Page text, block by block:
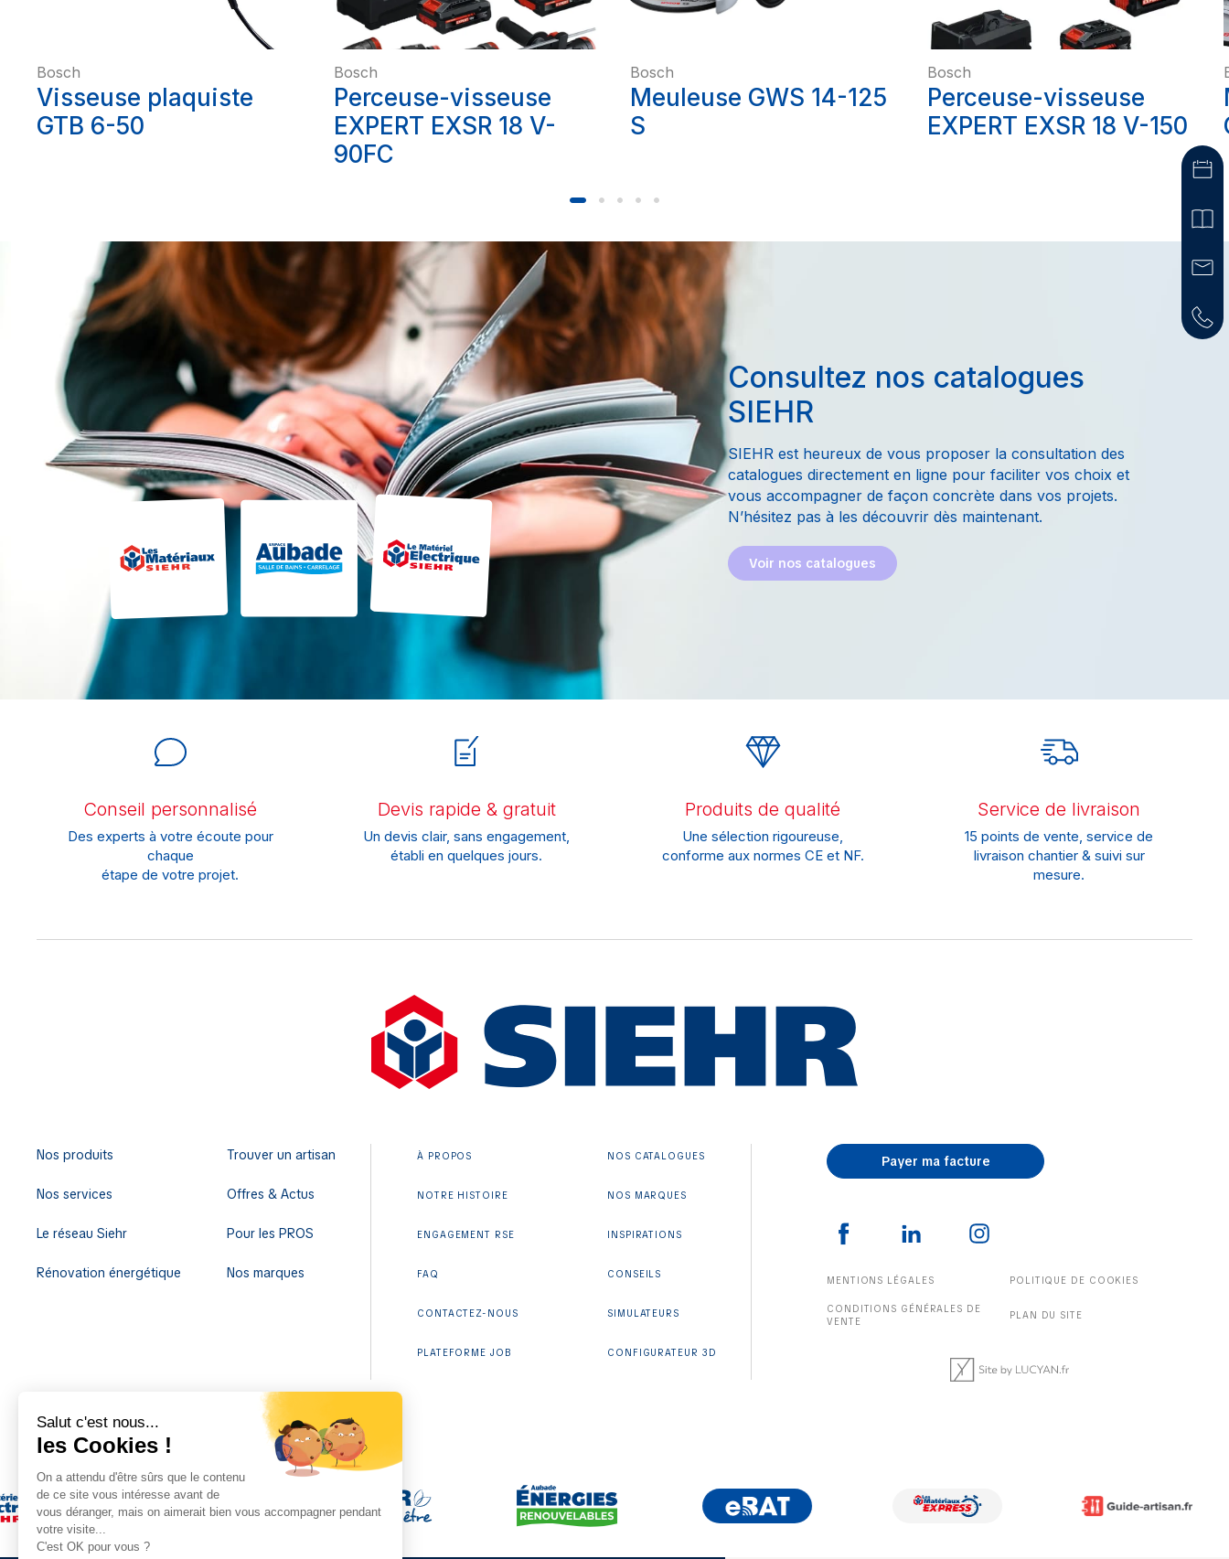
Bosch
Visseuse plaquiste
GTB 6-50
Bosch
Perceuse-visseuse
EXPERT EXSR 18 V-
90FC
Bosch
Meuleuse GWS 14-125
S
Bosch
Perceuse-visseuse
EXPERT EXSR 18 V-150
Consultez nos catalogues
SIEHR
SIEHR est heureux de vous proposer la consultation des
catalogues directement en ligne pour faciliter vos choix et
vous accompagner de façon concrète dans vos projets.
N’hésitez pas à les découvrir dès maintenant.
Voir nos catalogues
Conseil personnalisé
Des experts à votre écoute pour
chaque
étape de votre projet.
Devis rapide & gratuit
Un devis clair, sans engagement,
établi en quelques jours.
Produits de qualité
Une sélection rigoureuse,
conforme aux normes CE et NF.
Service de livraison
15 points de vente, service de
livraison chantier & suivi sur
mesure.
Nos produits
Nos services
Le réseau Siehr
Rénovation énergétique
Trouver un artisan
Offres & Actus
Pour les PROS
Nos marques
À PROPOS
NOTRE HISTOIRE
ENGAGEMENT RSE
FAQ
CONTACTEZ-NOUS
PLATEFORME JOB
NOS CATALOGUES
NOS MARQUES
INSPIRATIONS
CONSEILS
SIMULATEURS
CONFIGURATEUR 3D
Payer ma facture
MENTIONS LÉGALES POLITIQUE DE COOKIES
CONDITIONS GÉNÉRALES DE
VENTE
PLAN DU SITE